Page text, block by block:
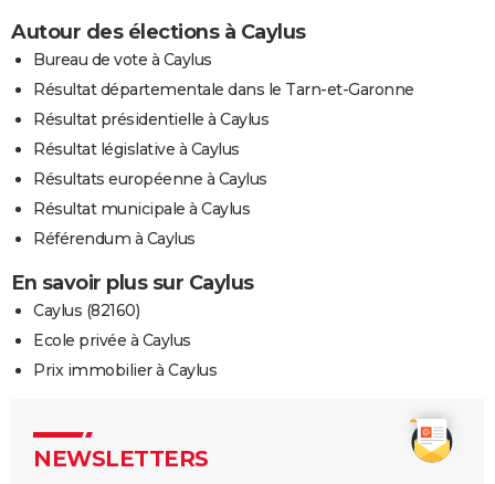
Autour des élections à Caylus
Bureau de vote à Caylus
Résultat départementale dans le Tarn-et-Garonne
Résultat présidentielle à Caylus
Résultat législative à Caylus
Résultats européenne à Caylus
Résultat municipale à Caylus
Référendum à Caylus
En savoir plus sur Caylus
Caylus (82160)
Ecole privée à Caylus
Prix immobilier à Caylus
NEWSLETTERS